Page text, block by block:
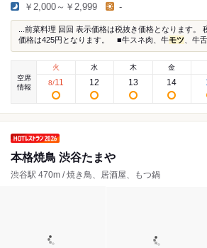
￥2,000～￥2,999 -
...前菜料理 回回 表示価格は税抜き価格となります。
価格は425円となります。 ■牛スネ肉、牛モツ 、牛
空席
情報
火
8/11
水
12
木
13
金
14
本格焼鳥 渋谷たまや
渋谷駅 470m / 焼き鳥、居酒屋、もつ鍋